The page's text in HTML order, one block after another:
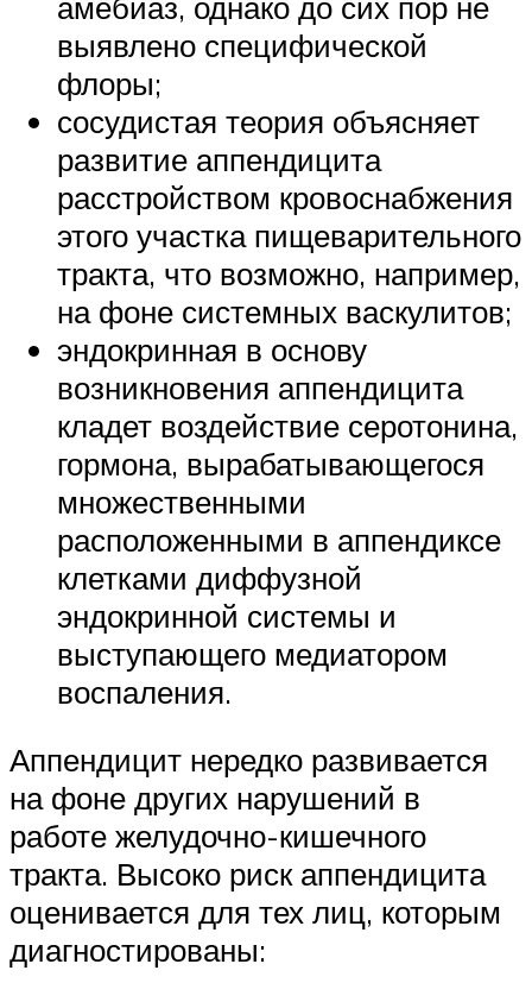
выявлено специфической
флоры;
сосудистая теория объясняет
развитие аппендицита
расстройством кровоснабжения
этого участка пищеварительного
тракта, что возможно, например,
на фоне системных васкулитов;
эндокринная в основу
возникновения аппендицита
кладет воздействие серотонина,
гормона, вырабатывающегося
множественными
расположенными в аппендиксе
клетками диффузной
эндокринной системы и
выступающего медиатором
воспаления.
Аппендицит нередко развивается
на фоне других нарушений в
работе желудочно-кишечного
тракта. Высоко риск аппендицита
оценивается для тех лиц, которым
диагностированы: